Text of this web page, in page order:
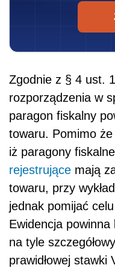
Zgodnie z § 4 ust.
rozporządzenia w
paragon fiskalny
towaru. Pomimo że
iż paragony
rejestrujące mają
towaru, przy
jednak pomijać
Ewidencja
na tyle
prawidłowej stawki